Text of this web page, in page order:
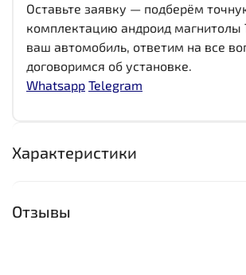
Оставьте заявку — подберём
комплектацию андроид магнитолы
ваш автомобиль, ответим на все
договоримся об установке.
Whatsapp Telegram
Характеристики
Отзывы